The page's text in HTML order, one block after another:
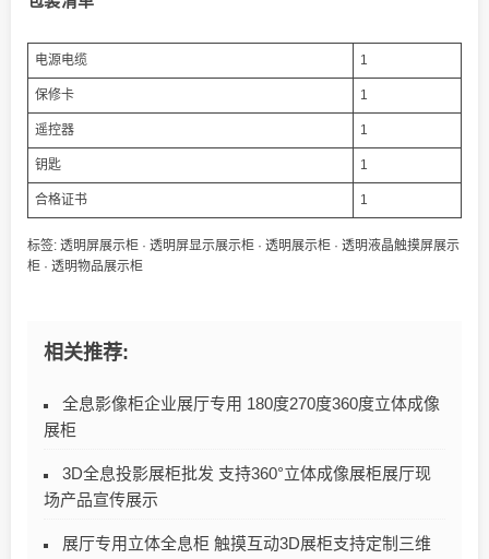
电源电缆 1
保修卡 1
遥控器 1
钥匙 1
合格证书 1
标签: 透明屏展示柜 · 透明屏显示展示柜 · 透明展示柜 · 透明液晶触摸屏展示
柜 · 透明物品展示柜
相关推荐:
全息影像柜企业展厅专用 180度270度360度立体成像
展柜​
3D全息投影展柜批发 支持360°立体成像展柜展厅现
场产品宣传展示
展厅专用立体全息柜 触摸互动3D展柜支持定制三维